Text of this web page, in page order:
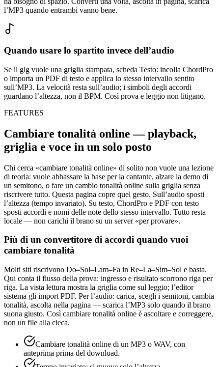
l’MP3 quando entrambi vanno bene.
Quando usare lo spartito invece dell’audio
Se il gig vuole una griglia stampata, scheda Testo: incolla ChordPro
o importa un PDF di testo e applica lo stesso intervallo sentito
sull’MP3. La velocità resta sull’audio; i simboli degli accordi
guardano l’altezza, non il BPM. Così prova e leggio non litigano.
FEATURES
Cambiare tonalità online — playback,
griglia e voce in un solo posto
Chi cerca «cambiare tonalità online» di solito non vuole una lezione
di teoria: vuole abbassare la base per la cantante, alzare la demo di
un semitono, o fare un cambio tonalità online sulla griglia senza
riscrivere tutto. Questa pagina copre quel gesto. Sull’audio sposti
l’altezza (tempo invariato). Su testo, ChordPro e PDF con testo
sposti accordi e nomi delle note dello stesso intervallo. Tutto resta
locale — non carichi il brano su un server «per provare».
Più di un convertitore di accordi quando vuoi
cambiare tonalità
Molti siti riscrivono Do–Sol–Lam–Fa in Re–La–Sim–Sol e basta.
Qui conta il flusso della prova: ingresso e risultato scorrono riga per
riga. La vista lettura mostra la griglia come sul leggio; l’editor
sistema gli import PDF. Per l’audio: carica, scegli i semitoni, cambia
tonalità, ascolta nella pagina — scarica l’MP3 solo quando il brano
suona giusto. Così cambiare tonalità online è ascoltare e correggere,
non un file alla cieca.
Cambiare tonalità online di un MP3 o WAV, con
anteprima prima del download.